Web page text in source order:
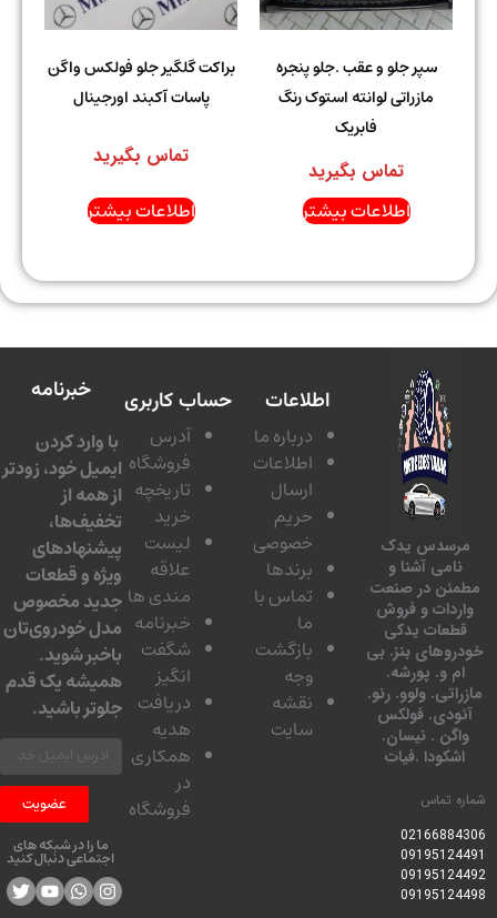
سپر جلو و عقب .جلو پنجره
مازراتی لوانته استوک رنگ
فابریک
تماس بگیرید
اطلاعات بیشتر
براکت گلگیر جلو فولکس واگن
پاسات آکبند اورجینال
تماس بگیرید
اطلاعات بیشتر
یدک
آشنا و
در صنعت
و فروش
یدکی
بنز. بی
و. پورشه.
ولوو. رنو.
فولکس
. نیسان.
.فیات
تماس
اطلاعات
درباره ما
اطلاعات
ارسال
حریم
خصوصی
برندها
تماس با
بازگشت
نقشه
سایت
حساب کاربری
آدرس
فروشگاه
تاریخچه
لیست
مندی ها
خبرنامه
شگفت
دریافت
همکاری
فروشگاه
خبرنامه
با وارد کردن
ایمیل خود، زودتر
از همه از
تخفیف‌ها،
پیشنهادهای
ویژه و قطعات
جدید مخصوص
مدل خودروی‌تان
باخبر شوید.
همیشه یک قدم
جلوتر باشید.
عضویت
ما را در شبکه های
اجتماعی دنبال کنید